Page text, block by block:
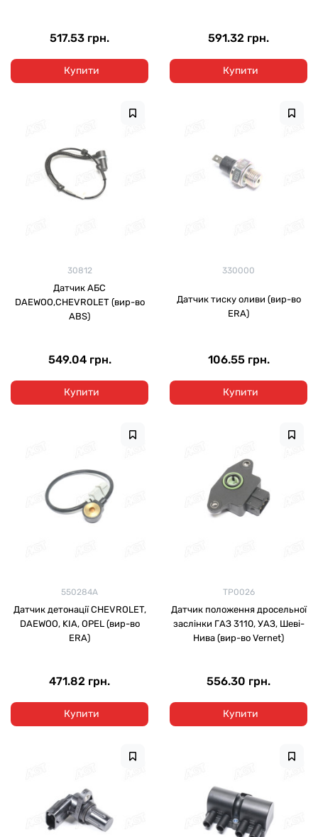
517.53 грн.
Купити
591.32 грн.
Купити
30812
Датчик АБС
DAEWOO,CHEVROLET (вир-во
ABS)
549.04 грн.
Купити
330000
Датчик тиску оливи (вир-во
ERA)
106.55 грн.
Купити
550284A
Датчик детонації CHEVROLET,
DAEWOO, KIA, OPEL (вир-во
ERA)
471.82 грн.
Купити
TP0026
Датчик положення дросельної
заслінки ГАЗ 3110, УАЗ, Шеві-
Нива (вир-во Vernet)
556.30 грн.
Купити